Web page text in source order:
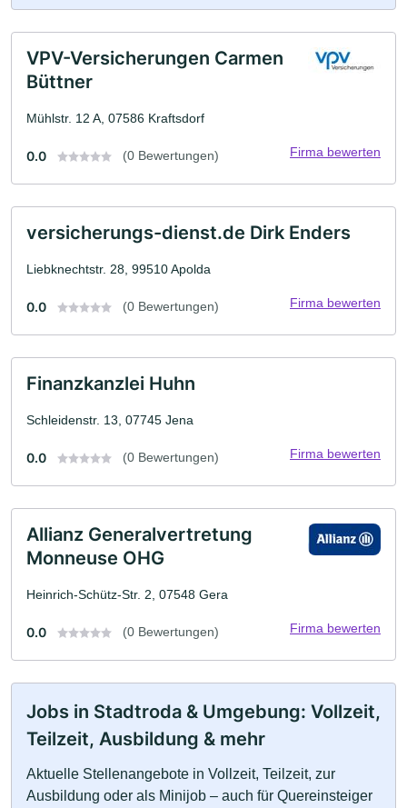
VPV-Versicherungen Carmen
Büttner
Mühlstr. 12 A, 07586 Kraftsdorf
0.0 (0 Bewertungen) Firma bewerten
versicherungs-dienst.de Dirk Enders
Liebknechtstr. 28, 99510 Apolda
0.0 (0 Bewertungen) Firma bewerten
Finanzkanzlei Huhn
Schleidenstr. 13, 07745 Jena
0.0 (0 Bewertungen) Firma bewerten
Allianz Generalvertretung
Monneuse OHG
Heinrich-Schütz-Str. 2, 07548 Gera
0.0 (0 Bewertungen) Firma bewerten
Jobs in Stadtroda & Umgebung: Vollzeit,
Teilzeit, Ausbildung & mehr
Aktuelle Stellenangebote in Vollzeit, Teilzeit, zur
Ausbildung oder als Minijob – auch für Quereinsteiger